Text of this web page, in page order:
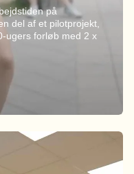
på
del af et pilotprojekt,
ugers forløb med 2 x